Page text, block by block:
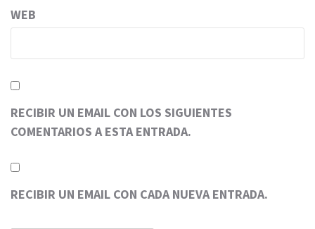
WEB
RECIBIR UN EMAIL CON LOS SIGUIENTES
COMENTARIOS A ESTA ENTRADA.
RECIBIR UN EMAIL CON CADA NUEVA ENTRADA.